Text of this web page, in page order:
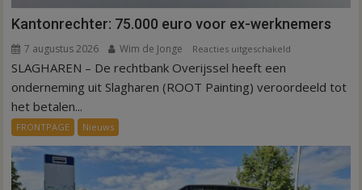
Kantonrechter: 75.000 euro voor ex-werknemers
7 augustus 2026 Wim de Jonge Reacties uitgeschakeld
75.000
werknemers
SLAGHAREN – De rechtbank Overijssel heeft een
onderneming uit Slagharen (ROOT Painting) veroordeeld tot
het betalen...
FRONTPAGE Nieuws